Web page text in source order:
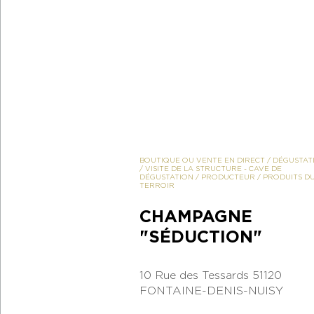
BOUTIQUE OU VENTE EN DIRECT /
/ VISITE DE LA STRUCTURE - CAVE DE
DÉGUSTATION / PRODUCTEUR / PRODUITS DU
TERROIR
CHAMPAGNE
"SÉDUCTION"
10 Rue des Tessards 51120
FONTAINE-DENIS-NUISY